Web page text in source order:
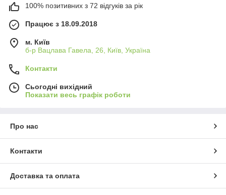
100% позитивних з 72 відгуків за рік
Працює з 18.09.2018
м. Київ
б-р Вацлава Гавела, 26, Київ, Україна
Контакти
Сьогодні вихідний
Показати весь графік роботи
Про нас
Контакти
Доставка та оплата